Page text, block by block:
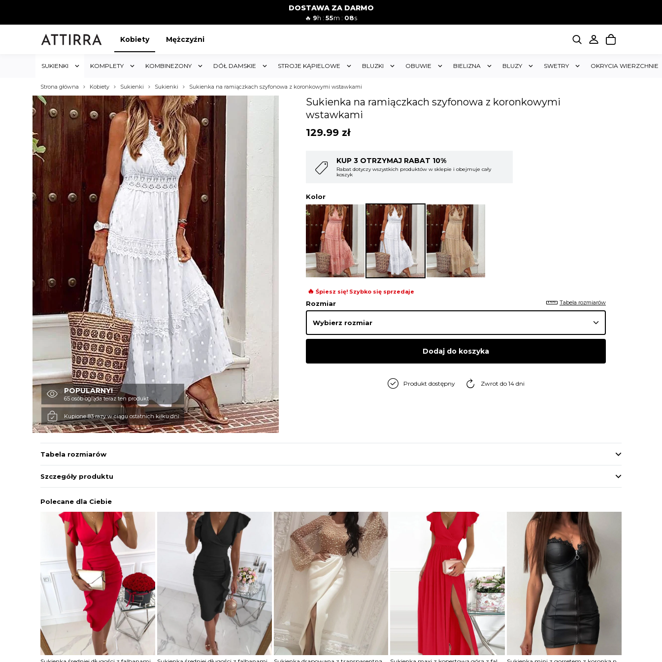
DOSTAWA ZA DARMO
🔥 9h :55m : 05s
Kobiety Mężczyźni
SUKIENKI KOMPLETY KOMBINEZONY DÓŁ DAMSKIE STROJE KĄPIELOWE BLUZKI OBUWIE BIELIZNA BLUZY SWETRY OKRYCIA WIERZCHNIE
Strona główna Kobiety Sukienki Sukienki Sukienka na ramiączkach szyfonowa z koronkowymi wstawkami
POPULARNY!
65 osób ogląda teraz ten produkt
Kupione 83 razy w ciągu ostatnich kilku dni
Sukienka na ramiączkach szyfonowa z koronkowymi
wstawkami
129.99 zł
w sklepie i obejmuje cały
KUP 3 OTRZYMAJ RABAT 10%
Rabat dotyczy wszystkich produktów w sklepie i obejmuje cały
koszyk
KUP 4 OTRZYMAJ RABAT 15%
Rabat dotyczy wszystkich produktów w sklepie i obejmuje cały
koszyk
Kolor
🔥 Śpiesz się! Szybko się sprzedaje
Rozmiar Tabela rozmiarów
Dodaj do koszyka
Produkt dostępny Zwrot do 14 dni
Tabela rozmiarów
Szczegóły produktu
Polecane dla Ciebie